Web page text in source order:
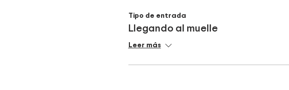
Tipo de entrada
Llegando al muelle
Leer más